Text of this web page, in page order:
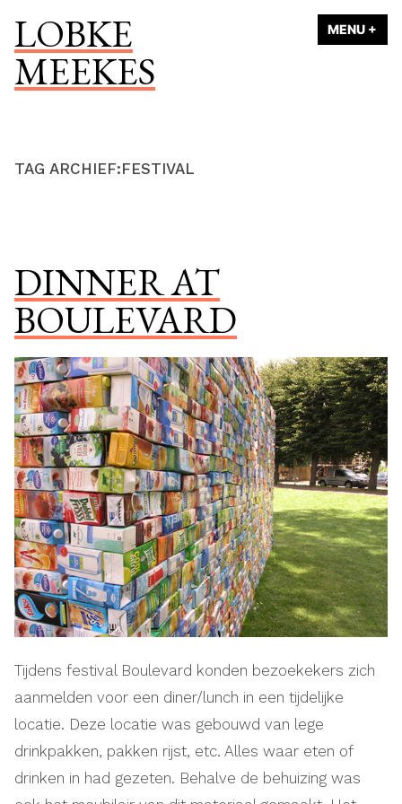
inhoud
springen
LOBKE
MEEKES
MENU +
TAG ARCHIEF:FESTIVAL
DINNER AT
BOULEVARD
Tijdens festival Boulevard konden bezoekekers zich
aanmelden voor een diner/lunch in een tijdelijke
locatie. Deze locatie was gebouwd van lege
drinkpakken, pakken rijst, etc. Alles waar eten of
drinken in had gezeten. Behalve de behuizing was